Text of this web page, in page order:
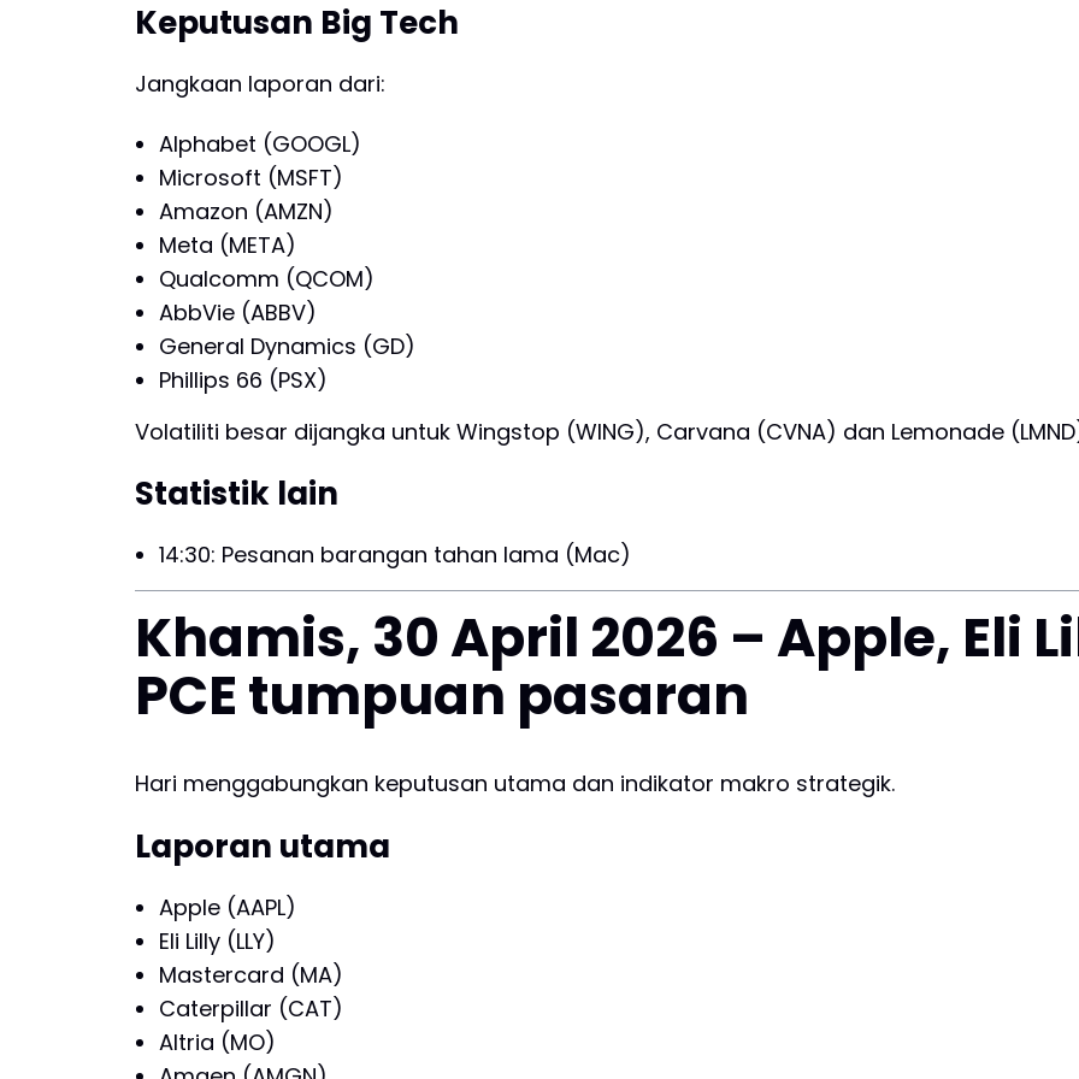
Keputusan Big Tech
Jangkaan laporan dari:
Alphabet (GOOGL)
Microsoft (MSFT)
Amazon (AMZN)
Meta (META)
Qualcomm (QCOM)
AbbVie (ABBV)
General Dynamics (GD)
Phillips 66 (PSX)
Volatiliti besar dijangka untuk Wingstop (WING), Carvana (CVNA) dan Lemonade
Statistik lain
14:30: Pesanan barangan tahan lama (Mac)
Khamis, 30 April 2026 – Apple, Eli
PCE tumpuan pasaran
Hari menggabungkan keputusan utama dan indikator makro strategik.
Laporan utama
Apple (AAPL)
Eli Lilly (LLY)
Mastercard (MA)
Caterpillar (CAT)
Altria (MO)